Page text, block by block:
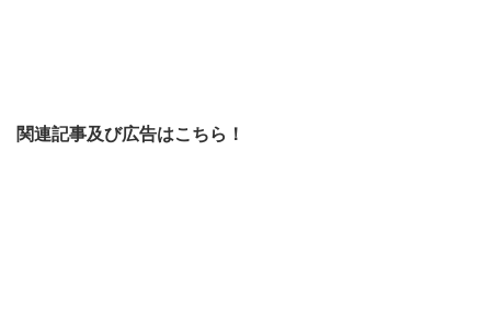
関連記事及び広告はこちら！